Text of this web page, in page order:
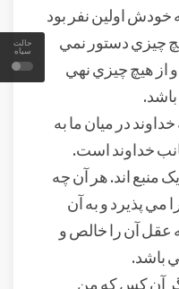
حالت
سیاه
اولين نفر بود
چيزي دستور نمي
از هيچ چيزي نهي
در ميان ما به
خداوند است.
منبع اند. هر آن چه
مي پذيرد و به آن
عقل آن را خالص و
باشد.
آن کس که من